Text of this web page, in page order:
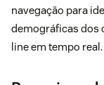
navegação para
demográficas dos
line em tempo real.